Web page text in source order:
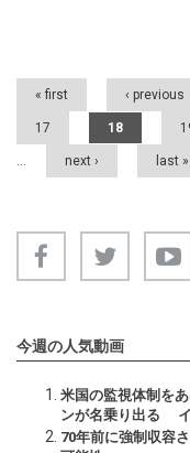
Pages
« first ‹ previous
17 18
… next › last »
今週の人気動画
米国の監視体制を
ンが名乗り出る
70年前に強制収容